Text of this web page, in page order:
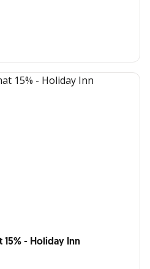
15% - Holiday Inn